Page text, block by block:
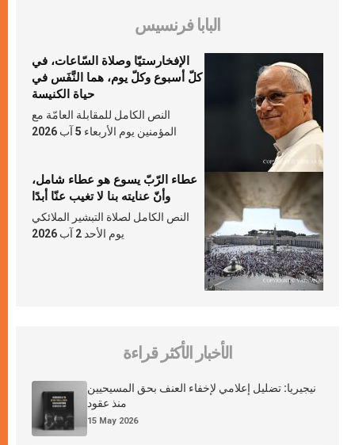
البابا فرنسيس
الإفخارستيّا وصلاة السّاعات، في
كلّ أسبوع وكلّ يوم، هما النَّفَس في
حياة الكنيسة
النص الكامل للمقابلة العامّة مع
المؤمنين يوم الأربعاء 5 آب 2026
عطاء الرّبّ يسوع هو عطاء شامل،
وأنّ عنايته بنا لا تغيب عنّا أبدًا
النص الكامل لصلاة التبشير الملائكي
يوم الأحد 2 آب 2026
الأخبار الأكثر قراءة
نيجيريا: تضليل إعلامي لإخفاء العنف بحق المسيحيين
منذ عقود
15 May 2026